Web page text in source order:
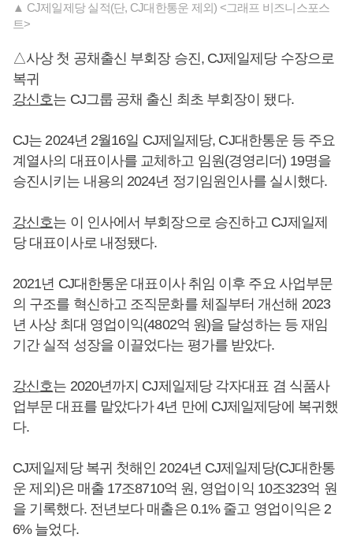
▲ CJ제일제당 실적(단, CJ대한통운 제외) <그래프 비즈니스포스
트>
△사상 첫 공채출신 부회장 승진, CJ제일제당 수장으로
복귀
강신호는 CJ그룹 공채 출신 최초 부회장이 됐다.
CJ는 2024년 2월16일 CJ제일제당, CJ대한통운 등 주요
계열사의 대표이사를 교체하고 임원(경영리더) 19명을
승진시키는 내용의 2024년 정기임원인사를 실시했다.
강신호는 이 인사에서 부회장으로 승진하고 CJ제일제
당 대표이사로 내정됐다.
2021년 CJ대한통운 대표이사 취임 이후 주요 사업부문
의 구조를 혁신하고 조직문화를 체질부터 개선해 2023
년 사상 최대 영업이익(4802억 원)을 달성하는 등 재임
기간 실적 성장을 이끌었다는 평가를 받았다.
강신호는 2020년까지 CJ제일제당 각자대표 겸 식품사
업부문 대표를 맡았다가 4년 만에 CJ제일제당에 복귀했
다.
CJ제일제당 복귀 첫해인 2024년 CJ제일제당(CJ대한통
운 제외)은 매출 17조8710억 원, 영업이익 10조323억 원
을 기록했다. 전년보다 매출은 0.1% 줄고 영업이익은 2
6% 늘었다.